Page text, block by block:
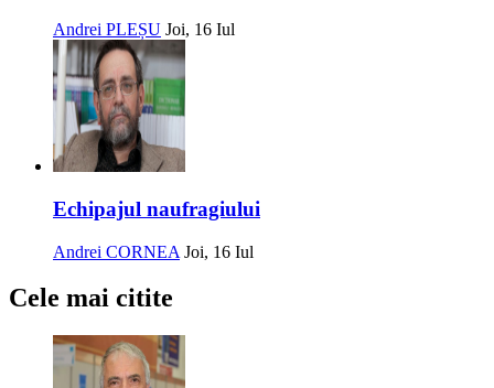
Andrei PLEȘU Joi, 16 Iul
Echipajul naufragiului
Andrei CORNEA Joi, 16 Iul
Cele mai citite